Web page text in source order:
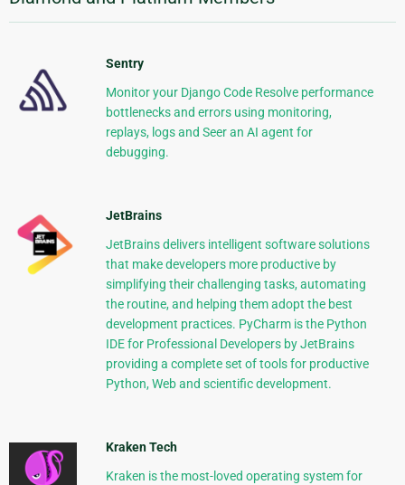
Sentry
Monitor your Django Code Resolve performance
bottlenecks and errors using monitoring,
replays, logs and Seer an AI agent for
debugging.
JetBrains
JetBrains delivers intelligent software solutions
that make developers more productive by
simplifying their challenging tasks, automating
the routine, and helping them adopt the best
development practices. PyCharm is the Python
IDE for Professional Developers by JetBrains
providing a complete set of tools for productive
Python, Web and scientific development.
Kraken Tech
Kraken is the most-loved operating system for